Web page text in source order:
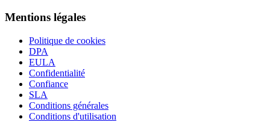
Mentions légales
Politique de cookies
DPA
EULA
Confidentialité
Confiance
SLA
Conditions générales
Conditions d'utilisation